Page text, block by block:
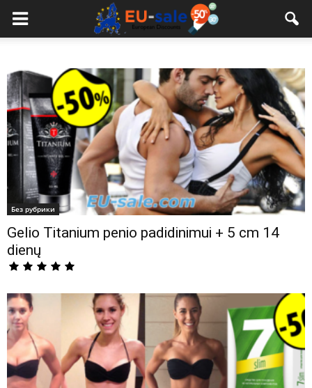
European
Sale
Без рубрики
Gelio Titanium penio padidinimui + 5 cm 14
dienų